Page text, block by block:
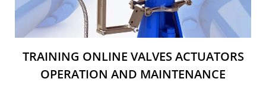
TRAINING ONLINE VALVES ACTUATORS
OPERATION AND MAINTENANCE